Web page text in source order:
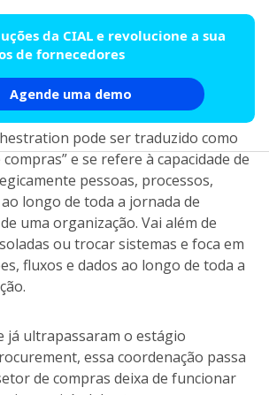
da CIAL e revolucione a sua
de fornecedores
Agende uma demo
pode ser traduzido como
e se refere à capacidade de
pessoas, processos,
longo de toda a jornada de
uma organização. Vai além de
ou trocar sistemas e foca em
fluxos e dados ao longo de toda a
já ultrapassaram o estágio
essa coordenação passa
de compras deixa de funcionar